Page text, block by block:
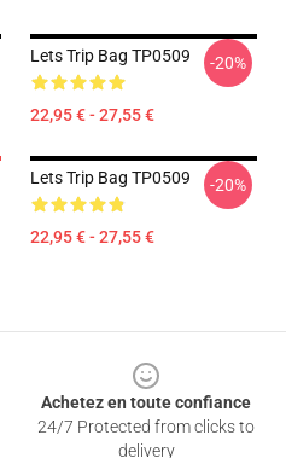
Lets Trip Bag TP0509
22,95 € - 27,55 €
-20%
Lets Trip Bag TP0509
22,95 € - 27,55 €
-20%
Achetez en toute confiance
24/7 Protected from clicks to
delivery